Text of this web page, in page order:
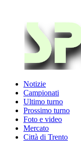
Notizie
Campionati
Ultimo turno
Prossimo turno
Foto e video
Mercato
Città di Trento